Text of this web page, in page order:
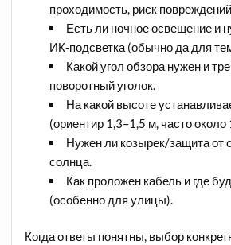
проходимость, риск
Есть ли ночное освещение и
ИК‑подсветка (обычно да для
Какой угол обзора нужен и
поворотный уголок.
На какой высоте
(ориентир 1,3–1,5 м, часто около
Нужен ли козырек/защита от
солнца.​
Как проложен кабель и где
(особенно для улицы).​
Когда ответы понятны, выбор